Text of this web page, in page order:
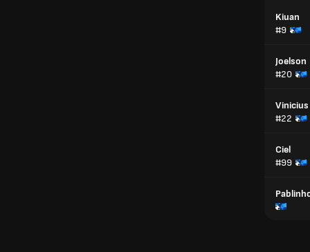
Kiuan
#9
Joelson
#20
Vinicius
#22
Ciel
#99